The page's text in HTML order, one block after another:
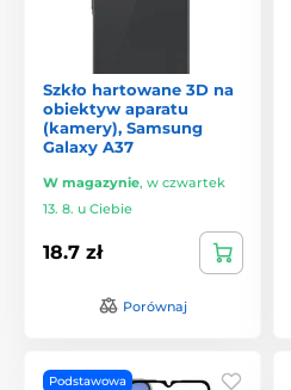
Szkło hartowane 3D na
obiektyw aparatu
(kamery), Samsung
Galaxy A37
W magazynie, w czwartek
13. 8. u Ciebie
18.7 zł
Porównaj
Podstawowa